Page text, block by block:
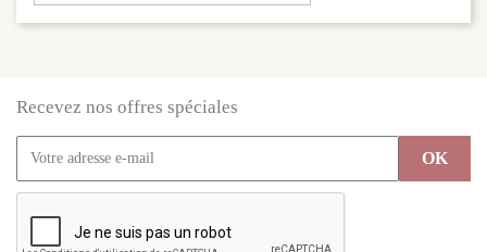
Recevez nos offres spéciales